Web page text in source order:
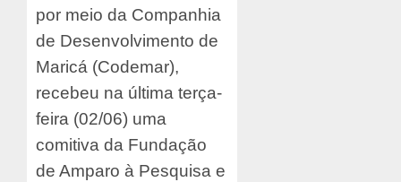
por meio da Companhia
de Desenvolvimento de
Maricá (Codemar),
recebeu na última terça-
feira (02/06) uma
comitiva da Fundação
de Amparo à Pesquisa e